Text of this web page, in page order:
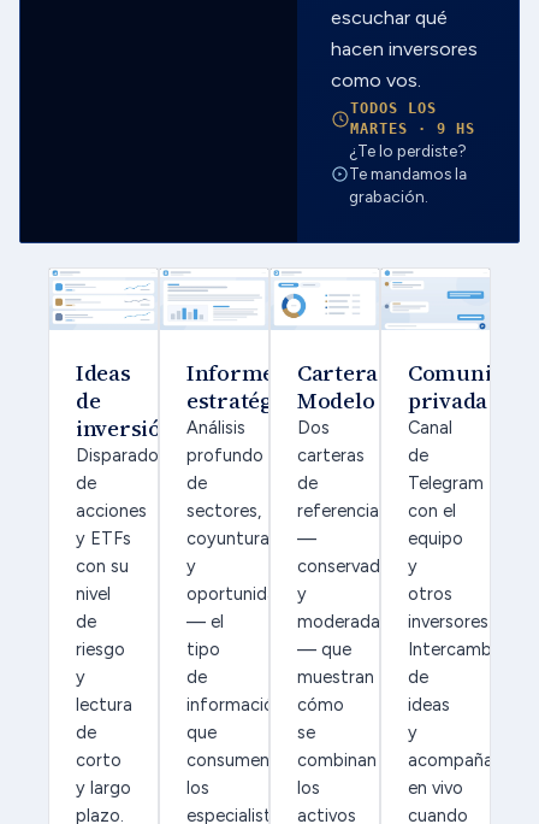
escuchar qué
hacen inversores
como vos.
TODOS LOS
MARTES · 9 HS
¿Te lo perdiste?
Te mandamos la
grabación.
Ideas
de
inversión
Disparadores
de
acciones
y ETFs
con su
nivel
de
riesgo
y
lectura
de
corto
y largo
plazo.
Informes
estratégicos
Análisis
profundo
de
sectores,
coyuntura
y
oportunidades
— el
tipo
de
información
que
consumen
los
especialistas,
Carteras
Modelo
Dos
carteras
de
referencia
—
conservadora
y
moderada
— que
muestran
cómo
se
combinan
los
activos
Comunidad
privada
Canal
de
Telegram
con el
equipo
y
otros
inversores.
Intercambio
de
ideas
y
en vivo
cuando